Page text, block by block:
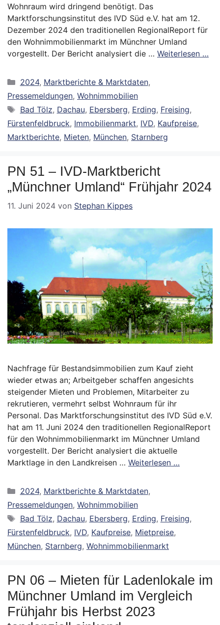
Wohnraum wird dringend benötigt. Das
Marktforschungsinstitut des IVD Süd e.V. hat am 12.
Dezember 2024 den traditionellen RegionalReport für
den Wohnimmobilienmarkt im Münchner Umland
vorgestellt. Der Bericht analysiert die … Weiterlesen …
Kategorien
2024, Marktberichte & Marktdaten,
Pressemeldungen, Wohnimmobilien
Schlagwörter
Bad Tölz, Dachau, Ebersberg, Erding, Freising,
Fürstenfeldbruck, Immobilienmarkt, IVD, Kaufpreise,
Marktberichte, Mieten, München, Starnberg
PN 51 – IVD-Marktbericht
„Münchner Umland“ Frühjahr 2024
11. Juni 2024 von Stephan Kippes
Nachfrage für Bestandsimmobilien zum Kauf zieht
wieder etwas an; Arbeitgeber schaffen angesichts
steigender Mieten und Problemen, Mitarbeiter zu
rekrutieren, vermehrt selbst Wohnraum für ihr
Personal. Das Marktforschungsinstitut des IVD Süd e.V.
hat am 11. Juni 2024 den traditionellen RegionalReport
für den Wohnimmobilienmarkt im Münchner Umland
vorgestellt. Der Bericht analysiert die aktuelle
Marktlage in den Landkreisen … Weiterlesen …
Kategorien
2024, Marktberichte & Marktdaten,
Pressemeldungen, Wohnimmobilien
Schlagwörter
Bad Tölz, Dachau, Ebersberg, Erding, Freising,
Fürstenfeldbruck, IVD, Kaufpreise, Mietpreise,
München, Starnberg, Wohnimmobilienmarkt
PN 06 – Mieten für Ladenlokale im
Münchner Umland im Vergleich
Frühjahr bis Herbst 2023